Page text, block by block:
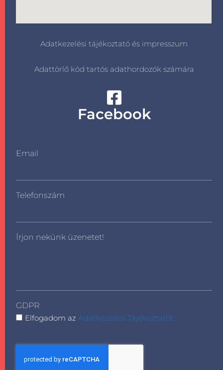
Adatkezelési tájékoztató és impresszum
Adattörlő kód tartós adathordozók számára
Facebook
Email
Telefonszám
Írjon nekünk üzenetet!
GDPR
Elfogadom azAdatkezelési Tájékoztatót.